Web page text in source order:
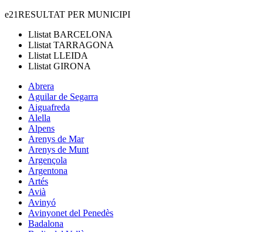
e21RESULTAT PER MUNICIPI
Llistat BARCELONA
Llistat TARRAGONA
Llistat LLEIDA
Llistat GIRONA
Abrera
Aguilar de Segarra
Aiguafreda
Alella
Alpens
Arenys de Mar
Arenys de Munt
Argençola
Argentona
Artés
Avià
Avinyó
Avinyonet del Penedès
Badalona